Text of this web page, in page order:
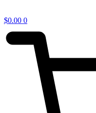
$0.00 0